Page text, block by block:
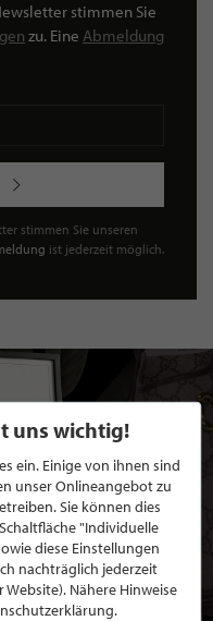
stimmen Sie
zu. Eine Abmeldung
stimmen Sie unseren
ist jederzeit möglich.
uns wichtig!
ein. Einige von ihnen sind
unser Onlineangebot zu
Sie können dies
"Individuelle
diese Einstellungen
nachträglich jederzeit
Nähere Hinweise